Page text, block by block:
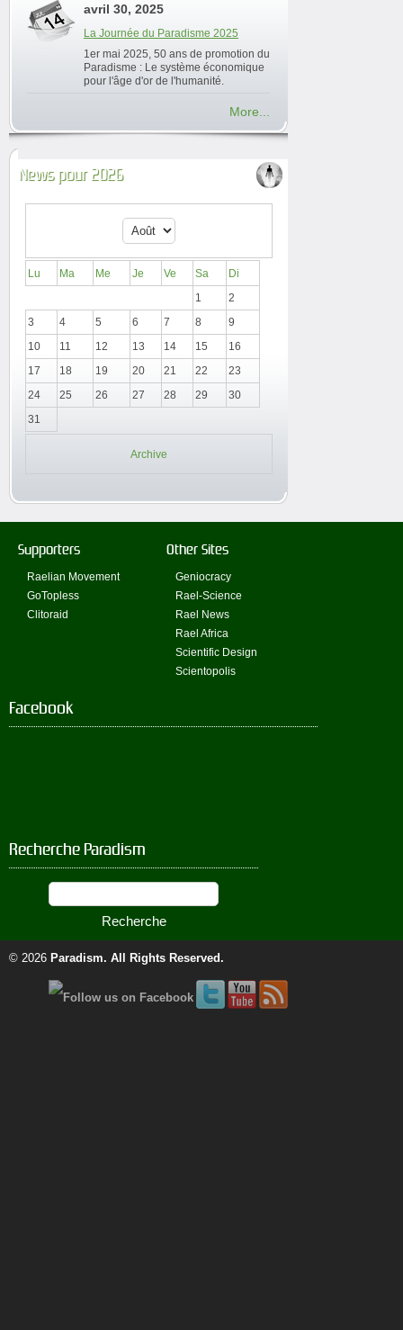
avril 30, 2025
La Journée du Paradisme 2025
1er mai 2025, 50 ans de promotion du
Paradisme : Le système économique
pour l'âge d'or de l'humanité.
More...
News pour 2026
Lu Ma Me Je Ve Sa
Di
1
2
3
4 5 6 7 8
9
10
11 12 13 14 15
16
17
18 19 20 21 22
23
24
25 26 27 28 29
30
31
Archive
Supporters
Raelian Movement
GoTopless
Clitoraid
Other Sites
Geniocracy
Rael-Science
Rael News
Rael Africa
Scientific Design
Scientopolis
Facebook
Recherche Paradism
© 2026 Paradism. All Rights Reserved.